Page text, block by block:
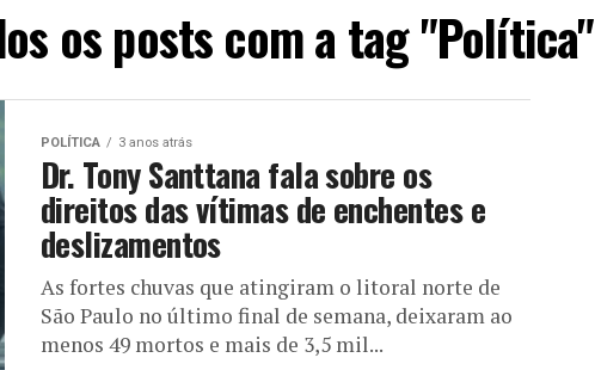
os posts com a tag "Política"
POLÍTICA 3 anos atrás
Dr. Tony Santtana fala sobre os
direitos das vítimas de enchentes e
deslizamentos
As fortes chuvas que atingiram o litoral norte de
São Paulo no último final de semana, deixaram ao
menos 49 mortos e mais de 3,5 mil...